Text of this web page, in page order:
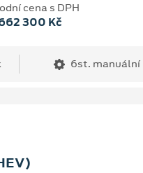
cena s DPH
300 Kč
6st. manuální